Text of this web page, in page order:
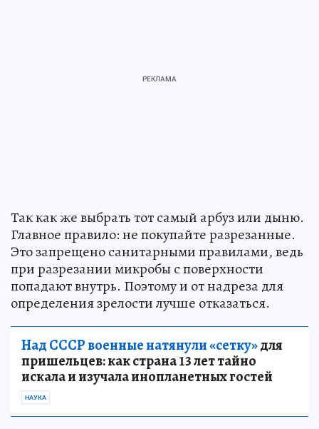
Так как же выбрать тот самый арбуз или дыню.
Главное правило: не покупайте разрезанные.
Это запрещено санитарными правилами, ведь
при разрезании микробы с поверхности
попадают внутрь. Поэтому и от надреза для
определения зрелости лучше отказаться.
Над СССР военные натянули «сетку»для
пришельцев: как страна 13 лет тайно
искала и изучала инопланетных гостей
НАУКА